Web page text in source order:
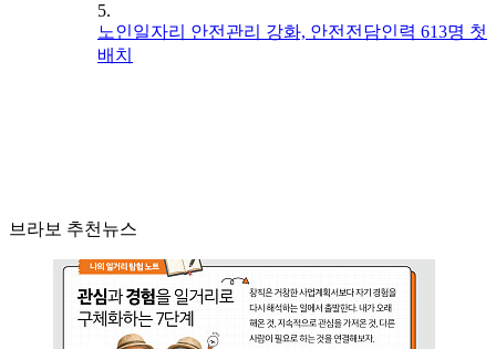
5.
노인일자리 안전관리 강화, 안전전담인력 613명 첫
배치
브라보 추천뉴스